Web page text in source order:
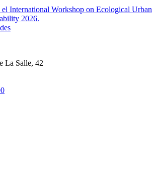
International Workshop on Ecological Urban
2026.
La Salle, 42